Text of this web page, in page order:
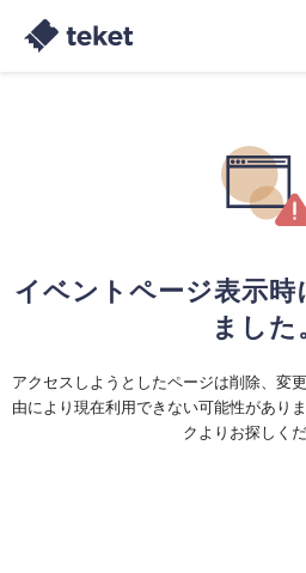
イベントページ表示時
ました
アクセスしようとしたページは削除、変
由により現在利用できない可能性があり
クよりお探しくだ